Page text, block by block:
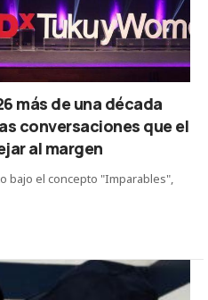
más de una década
conversaciones que el
al margen
bajo el concepto "Imparables",